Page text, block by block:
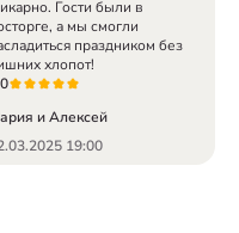
Гости были в
а мы смогли
праздником без
хлопот!
и Алексей
19:00